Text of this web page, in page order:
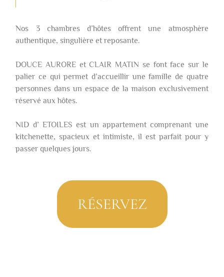
Nos 3 chambres d’hôtes offrent une atmosphère
authentique, singulière et reposante.
DOUCE AURORE et CLAIR MATIN se font face sur le
palier ce qui permet d’accueillir une famille de quatre
personnes dans un espace de la maison exclusivement
réservé aux hôtes.
NID d’ ETOILES est un appartement comprenant une
kitchenette, spacieux et intimiste, il est parfait pour y
passer quelques jours.
RÉSERVEZ